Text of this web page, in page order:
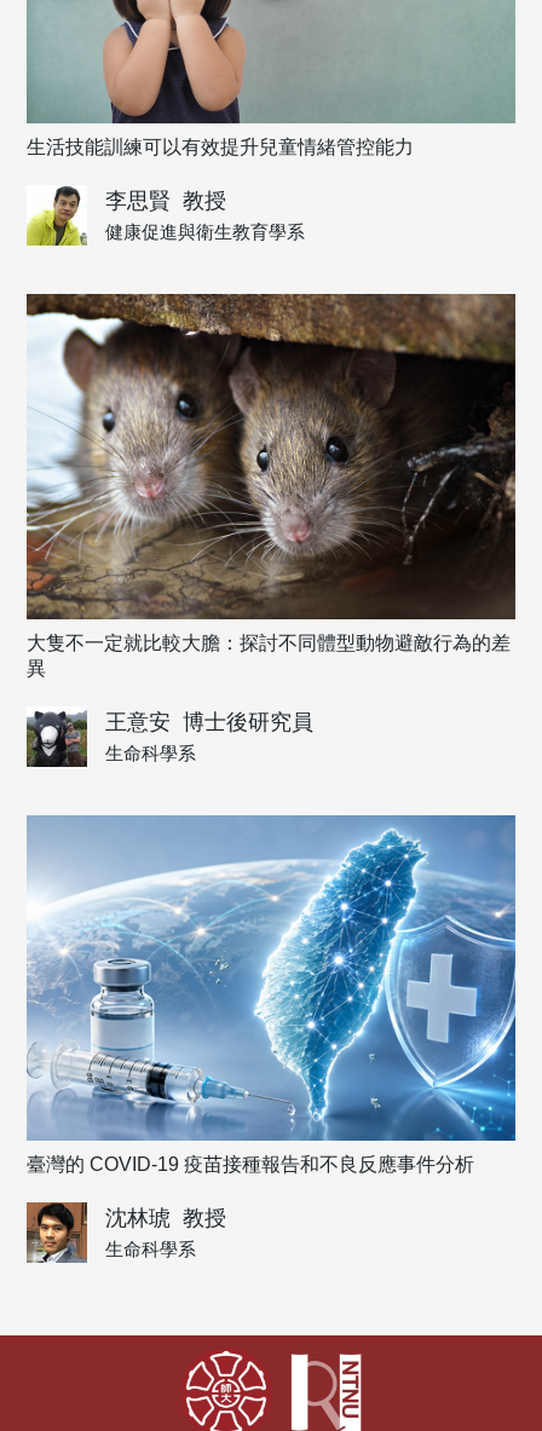
生活技能訓練可以有效提升兒童情緒管控能力
李思賢 教授
健康促進與衛生教育學系
大隻不一定就比較大膽：探討不同體型動物避敵行為的差
異
王意安 博士後研究員
生命科學系
臺灣的 COVID-19 疫苗接種報告和不良反應事件分析
沈林琥 教授
生命科學系